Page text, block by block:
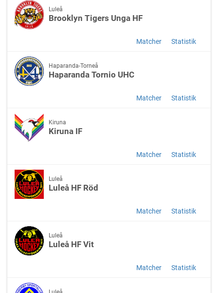
Luleå
Brooklyn Tigers Unga HF
Matcher Statistik
Haparanda-Torneå
Haparanda Tornio UHC
Matcher Statistik
Kiruna
Kiruna IF
Matcher Statistik
Luleå
Luleå HF Röd
Matcher Statistik
Luleå
Luleå HF Vit
Matcher Statistik